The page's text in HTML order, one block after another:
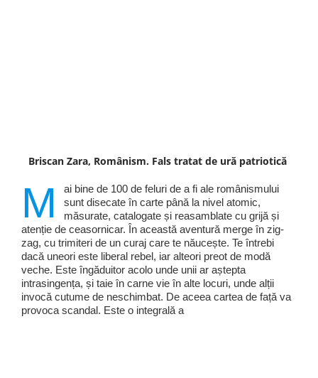
Briscan Zara, Românism. Fals tratat de ură patriotică
M
ai bine de 100 de feluri de a fi ale românismului
sunt disecate în carte până la nivel atomic,
măsurate, catalogate și reasamblate cu grijă și
atenție de ceasornicar. În această aventură merge în zig-
zag, cu trimiteri de un curaj care te năucește. Te întrebi
dacă uneori este liberal rebel, iar alteori preot de modă
veche. Este îngăduitor acolo unde unii ar aștepta
intrasingența, și taie în carne vie în alte locuri, unde alții
invocă cutume de neschimbat. De aceea cartea de față va
provoca scandal. Este o integrală a